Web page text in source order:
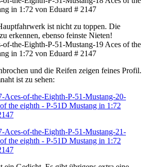
ist nicht zu toppen. Die
erkennen, ebenso feinste Nieten!
und die Reifen zeigen feines Profil.
ist zu sehen: